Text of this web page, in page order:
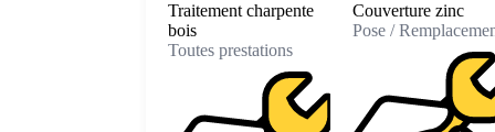
Traitement charpente
bois
Toutes prestations
Couverture zinc
Pose /